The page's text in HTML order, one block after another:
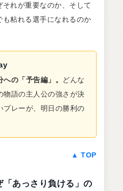
れが重要なのか、そして
も粘れる選手になれるのか
の「予告編」。
どんな
物語の主人公の強さが決
プレーが、明日の勝利の
▲ TOP
あっさり負ける」の